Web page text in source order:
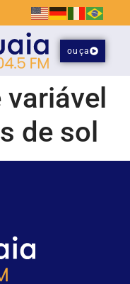
ouça
de sol